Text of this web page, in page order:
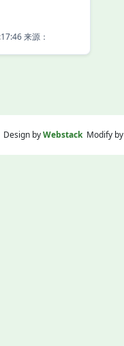
07/09 09:17:46 来源：
Design byWebstackModify by